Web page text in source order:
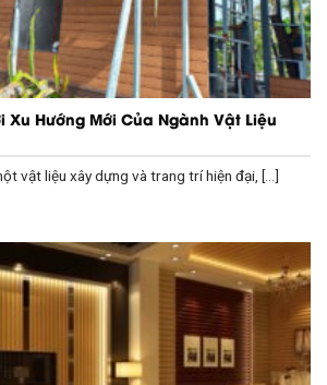
Xu Hướng Mới Của Ngành Vật Liệu
vật liệu xây dựng và trang trí hiện đại, [...]